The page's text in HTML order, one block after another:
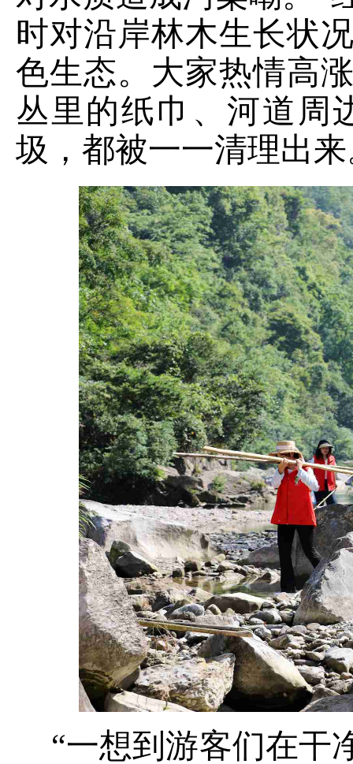
时对沿岸林木生长状
色生态。 大家热情高
丛里的纸巾、河道周
圾，都被一一清理出
“一想到游客们在干